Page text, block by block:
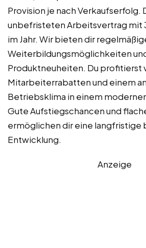
Provision je nach Verkaufserfolg.
unbefristeten Arbeitsvertrag mit
im Jahr. Wir bieten dir
Weiterbildungsmöglichkeiten
Produktneuheiten. Du profitierst
Mitarbeiterrabatten und einem
Betriebsklima in einem
Gute Aufstiegschancen und
ermöglichen dir eine langfristige
Entwicklung.
Anzeige